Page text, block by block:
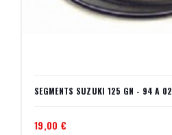
SEGMENTS SUZUKI 125 GN - 94 A 02
19,00 €